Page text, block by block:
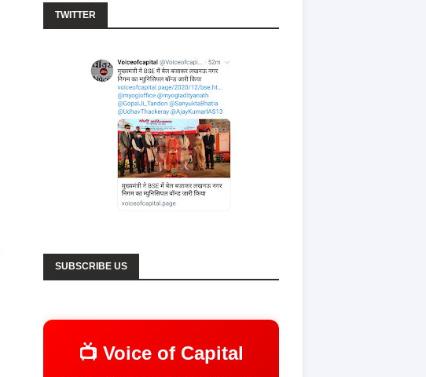
TWITTER
SUBSCRIBE US
📺 Voice of Capital